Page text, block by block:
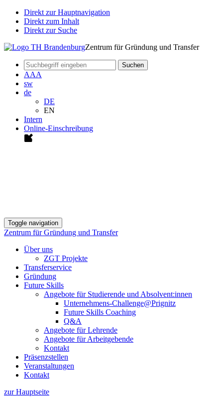
Direkt zur Hauptnavigation
Direkt zum Inhalt
Direkt zur Suche
Suchen
AAA
sw
de
DE
EN
Intern
Online-Einschreibung
Zentrum für Gründung und Transfer
Toggle navigation
Zentrum für Gründung und Transfer
Über uns
ZGT Projekte
Transferservice
Gründung
Future Skills
Angebote für Studierende und Absolvent:innen
Unternehmens-Challenge@Prignitz
Future Skills Coaching
Q&A
Angebote für Lehrende
Angebote für Arbeitgebende
Kontakt
Präsenzstellen
Veranstaltungen
Kontakt
zur Hauptseite